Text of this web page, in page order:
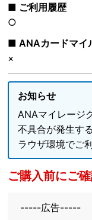
■ ご利用履歴
○
■ ANAカードマイ
×
お知らせ
ANAマイレージ
不具合が発生す
ラウザ環境でご
ご購入前にご
-----広告-----